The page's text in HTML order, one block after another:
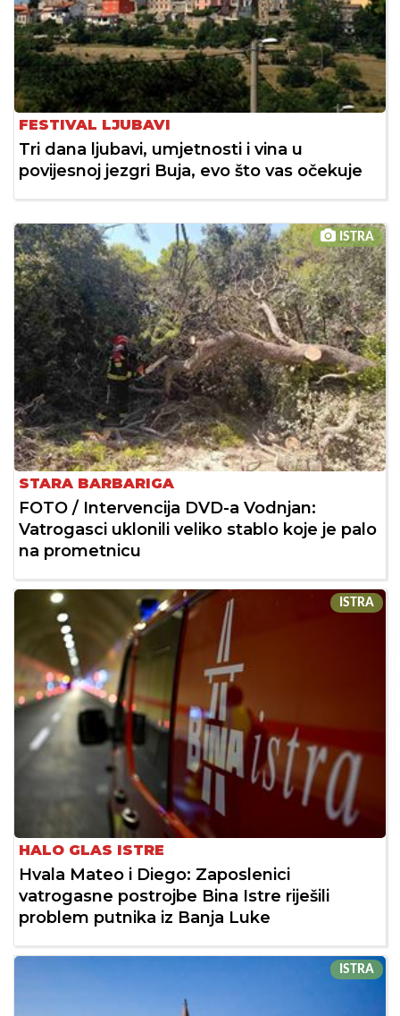
FESTIVAL LJUBAVI
Tri dana ljubavi, umjetnosti i vina u
povijesnoj jezgri Buja, evo što vas očekuje
ISTRA
STARA BARBARIGA
FOTO / Intervencija DVD-a Vodnjan:
Vatrogasci uklonili veliko stablo koje je palo
na prometnicu
ISTRA
HALO GLAS ISTRE
Hvala Mateo i Diego: Zaposlenici
vatrogasne postrojbe Bina Istre riješili
problem putnika iz Banja Luke
ISTRA